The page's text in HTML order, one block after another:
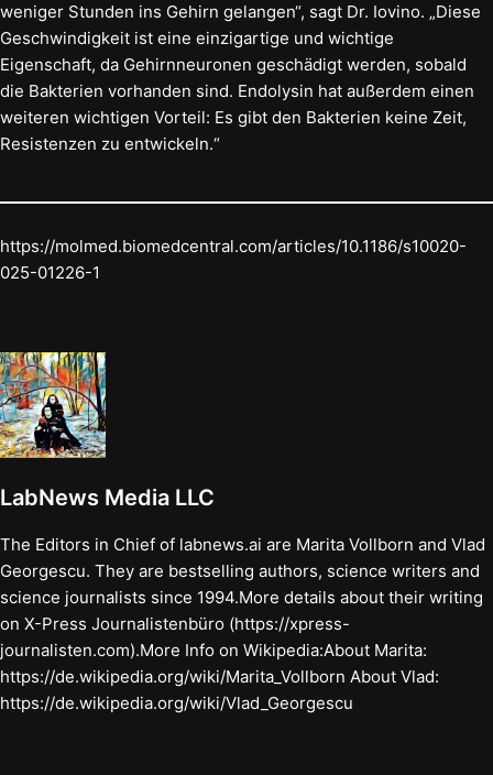
weniger Stunden ins Gehirn gelangen“, sagt Dr. Iovino. „Diese
Geschwindigkeit ist eine einzigartige und wichtige
Eigenschaft, da Gehirnneuronen geschädigt werden, sobald
die Bakterien vorhanden sind. Endolysin hat außerdem einen
weiteren wichtigen Vorteil: Es gibt den Bakterien keine Zeit,
Resistenzen zu entwickeln.“
https://molmed.biomedcentral.com/articles/10.1186/s10020-
025-01226-1
LabNews Media LLC
The Editors in Chief of labnews.ai are Marita Vollborn and Vlad
Georgescu. They are bestselling authors, science writers and
science journalists since 1994.More details about their writing
on X-Press Journalistenbüro (https://xpress-
journalisten.com).More Info on Wikipedia:About Marita:
https://de.wikipedia.org/wiki/Marita_Vollborn About Vlad:
https://de.wikipedia.org/wiki/Vlad_Georgescu